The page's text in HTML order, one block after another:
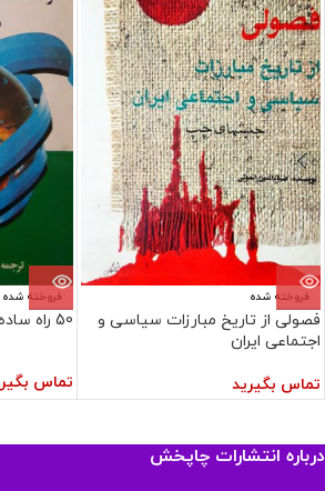
فروخته شده
فصولی از تاریخ مبارزات سیاسی و
اجتماعی ایران
تماس بگیرید
فروخته شده
50 راه ساده برای نجات کره زمین
تماس
درباره انتشارات چاپخش